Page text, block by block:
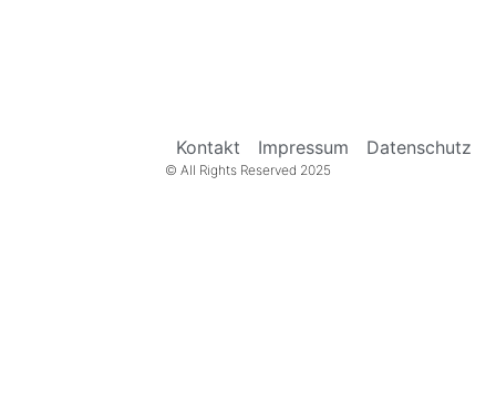
Kontakt Impressum Datenschutz
© All Rights Reserved 2025